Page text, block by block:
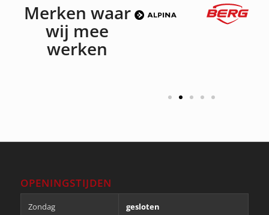
Merken waar
wij mee
werken
OPENINGSTIJDEN
Zondag gesloten